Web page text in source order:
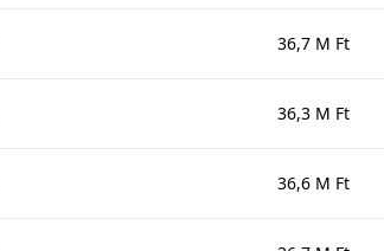
36,7 M Ft
36,3 M Ft
36,6 M Ft